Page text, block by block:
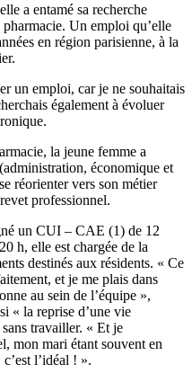
a entamé sa recherche
Un emploi qu’elle
en région parisienne, à la
un emploi, car je ne souhaitais
également à évoluer
la jeune femme a
économique et
réorienter vers son métier
professionnel.
un CUI – CAE (1) de 12
h, elle est chargée de la
destinés aux résidents. « Ce
et je me plais dans
au sein de l’équipe »,
« la reprise d’une vie
travailler. « Et je
mon mari étant souvent en
l’idéal ! ».